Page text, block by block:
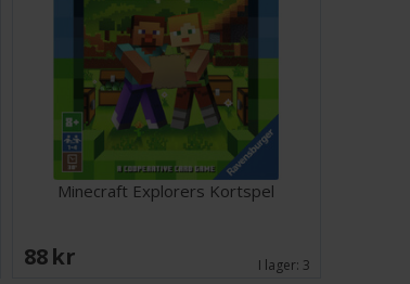
Minecraft Explorers Kortspel
88 SEK I lager: 3